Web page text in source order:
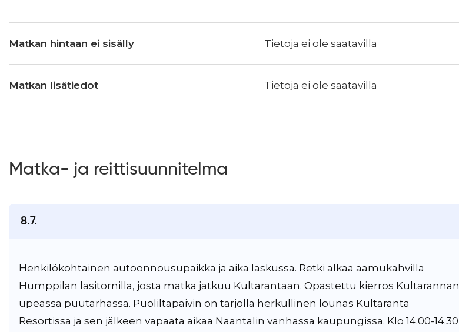
Matkan hintaan ei sisälly Tietoja ei ole saatavilla
Matkan lisätiedot Tietoja ei ole saatavilla
Matka- ja reittisuunnitelma
8.7.
Henkilökohtainen autoonnousupaikka ja aika laskussa. Retki alkaa aamukahvilla
Humppilan lasitornilla, josta matka jatkuu Kultarantaan. Opastettu kierros Kultarannan
upeassa puutarhassa. Puoliltapäivin on tarjolla herkullinen lounas Kultaranta
Resortissa ja sen jälkeen vapaata aikaa Naantalin vanhassa kaupungissa. Klo 14.00-14.30